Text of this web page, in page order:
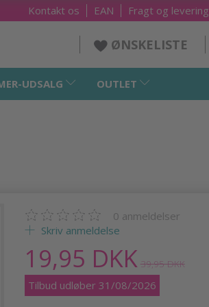
Fragt og levering
EAN
Kontakt os
ØNSKELISTE
UDSALG OUTLET
0 anmeldelser
Skriv anmeldelse
19,95 DKK 39,95 DKK
Tilbud udløber 31/08/2026